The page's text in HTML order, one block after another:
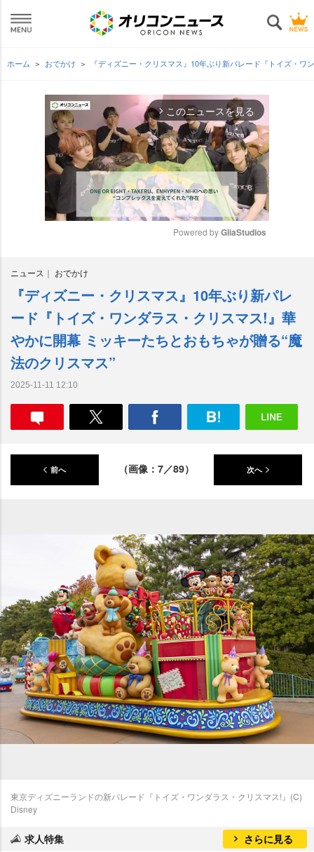
ホーム おでかけ 『ディズニー・クリスマス』10年ぶり新パレード『トイズ・
arrow_forward_ios このニュースを見る
e
Powered by GliaStudios
ニュース おでかけ
『ディズニー・クリスマス』10年ぶり新パレ
ード『トイズ・ワンダラス・クリスマス!』華
かに開幕 ミッキーたちとおもちゃが贈る“魔
法のクリスマス”
2025-11-11 12:10
前へ （画像：7／89） 次へ
東京ディズニーランドの新パレード『トイズ・ワンダラス・クリスマス!』(C)
Disney
求人特集 さらに見る